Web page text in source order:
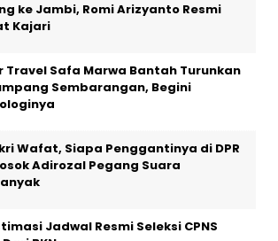
ke Jambi, Romi Arizyanto Resmi
Kajari
Travel Safa Marwa Bantah Turunkan
Sembarangan, Begini
Wafat, Siapa Penggantinya di DPR
Adirozal Pegang Suara
Jadwal Resmi Seleksi CPNS